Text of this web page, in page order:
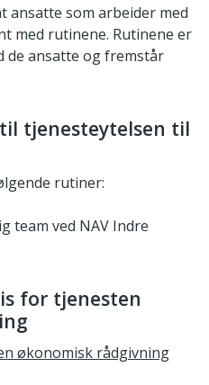
ansatte som arbeider med
med rutinene. Rutinene er
de ansatte og fremstår
tjenesteytelsen til
rutiner:
team ved NAV Indre
for tjenesten
økonomisk rådgivning